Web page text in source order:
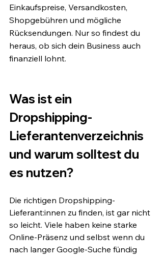
Einkaufspreise, Versandkosten,
Shopgebühren und mögliche
Rücksendungen. Nur so findest du
heraus, ob sich dein Business auch
finanziell lohnt.
Was ist ein
Dropshipping-
Lieferantenverzeichnis
und warum solltest du
es nutzen?
Die richtigen Dropshipping-
Lieferant:innen zu finden, ist gar nicht
so leicht. Viele haben keine starke
Online-Präsenz und selbst wenn du
nach langer Google-Suche fündig